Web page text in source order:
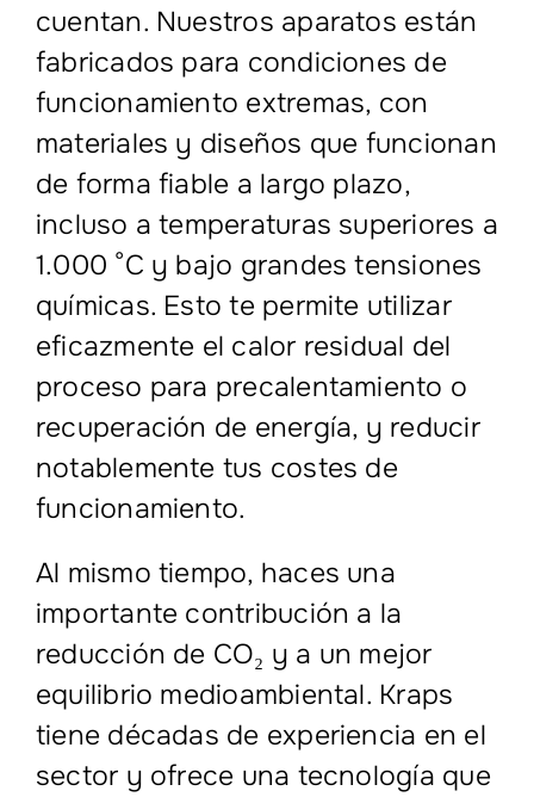
cuentan. Nuestros aparatos están
fabricados para condiciones de
funcionamiento extremas, con
materiales y diseños que funcionan
de forma fiable a largo plazo,
incluso a temperaturas superiores a
1.000 °C y bajo grandes tensiones
químicas. Esto te permite utilizar
eficazmente el calor residual del
proceso para precalentamiento o
recuperación de energía, y reducir
notablemente tus costes de
funcionamiento.
Al mismo tiempo, haces una
importante contribución a la
reducción de CO₂ y a un mejor
equilibrio medioambiental. Kraps
tiene décadas de experiencia en el
sector y ofrece una tecnología que